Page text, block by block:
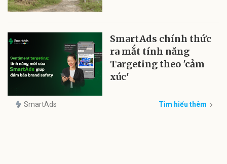
SmartAds chính thức
ra mắt tính năng
Targeting theo 'cảm
xúc'
SmartAds Tìm hiểu thêm